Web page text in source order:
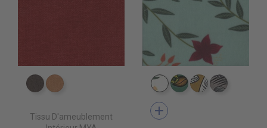
ES3514 Bistre
ES3516 Fauve
Tissu D'ameublement
IV0110 ALIGARH
IV0131 KOCHI CIEL
IV0122IV0123
add